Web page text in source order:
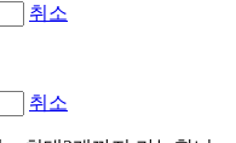
취소
취소